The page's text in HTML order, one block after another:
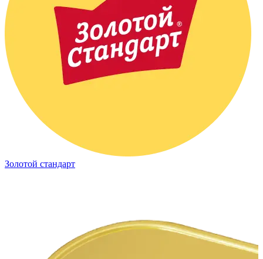
Золотой стандарт